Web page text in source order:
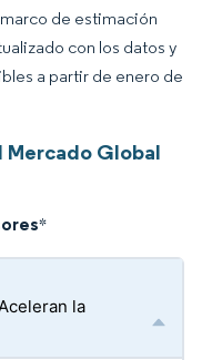
de estimación
con los datos y
a partir de enero de
Mercado Global
*
la